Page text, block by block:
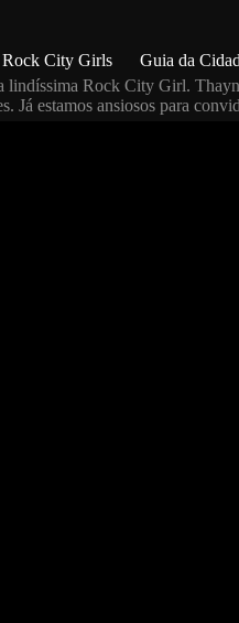
Rock City Girls Guia da
lindíssima Rock City Girl.
estamos ansiosos para